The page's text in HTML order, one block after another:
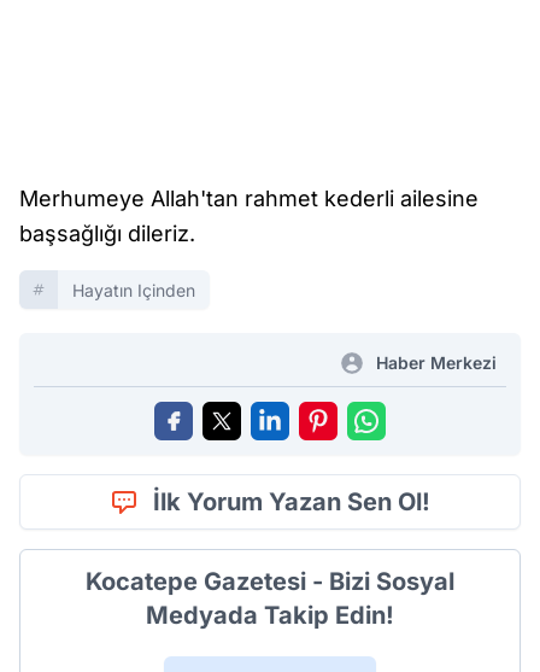
Merhumeye Allah'tan rahmet kederli ailesine
başsağlığı dileriz.
Hayatın Içinden
Haber Merkezi
İlk Yorum Yazan Sen Ol!
Kocatepe Gazetesi - Bizi Sosyal
Medyada Takip Edin!